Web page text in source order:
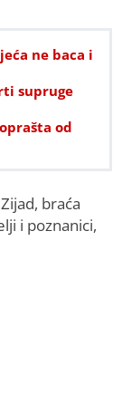
ne baca i
supruge
od
braća
i poznanici,